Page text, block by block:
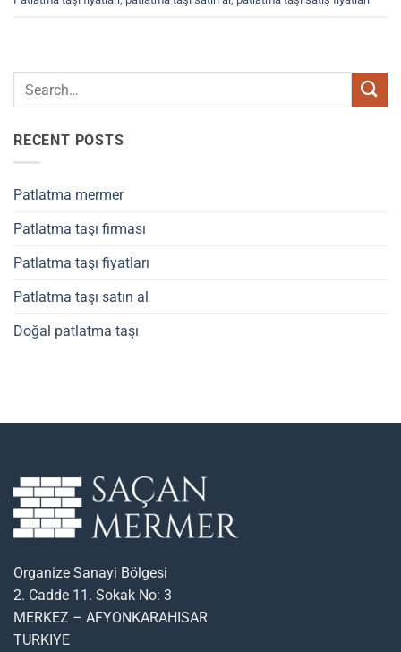
RECENT POSTS
Patlatma mermer
Patlatma taşı firması
Patlatma taşı fiyatları
Patlatma taşı satın al
Doğal patlatma taşı
Organize Sanayi Bölgesi
2. Cadde 11. Sokak No: 3
MERKEZ – AFYONKARAHISAR
TURKIYE